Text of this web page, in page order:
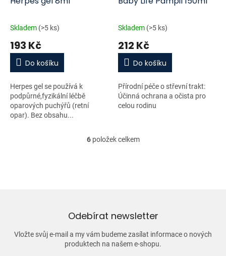
Skladem (>5 ks)
193 Kč
Do košíku
Herpes gel se používá k
podpůrné,fyzikální léčbě
oparových puchýřů (retní
opar). Bez obsahu...
Skladem (>5 ks)
212 Kč
Do košíku
Přírodní péče o střevní trakt:
Účinná ochrana a očista pro
celou rodinu
O
p
r
v
k
6položek celkem
Odebírat newsletter
Vložte svůj e-mail a my vám budeme zasílat informace o nových
produktech na našem e-shopu.